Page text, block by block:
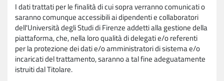
I dati trattati per le finalità di cui sopra verranno comunicati o
saranno comunque accessibili ai dipendenti e collaboratori
dell'Università degli Studi di Firenze addetti alla gestione della
piattaforma, che, nella loro qualità di delegati e/o referenti
per la protezione dei dati e/o amministratori di sistema e/o
incaricati del trattamento, saranno a tal fine adeguatamente
istruiti dal Titolare.